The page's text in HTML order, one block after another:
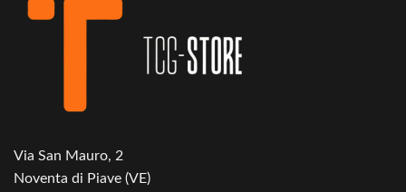
Via San Mauro, 2
Noventa di Piave (VE)